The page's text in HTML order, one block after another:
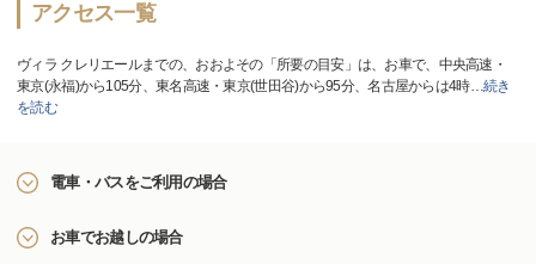
アクセス一覧
ヴィラ クレリエールまでの、おおよその「所要の目安」は、お車で、中央高速・
東京(永福)から105分、東名高速・東京(世田谷)から95分、名古屋からは4時…続き
を読む
電車・バスをご利用の場合
お車でお越しの場合